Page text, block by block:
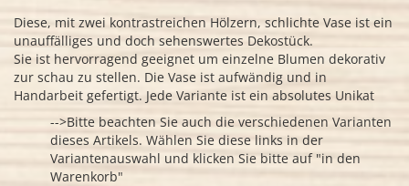
Diese, mit zwei kontrastreichen Hölzern, schlichte Vase ist ein
unauffälliges und doch sehenswertes Dekostück.
Sie ist hervorragend geeignet um einzelne Blumen dekorativ
zur schau zu stellen. Die Vase ist aufwändig und in
Handarbeit gefertigt. Jede Variante ist ein absolutes Unikat
-->Bitte beachten Sie auch die verschiedenen Varianten
dieses Artikels. Wählen Sie diese links in der
Variantenauswahl und klicken Sie bitte auf "in den
Warenkorb"